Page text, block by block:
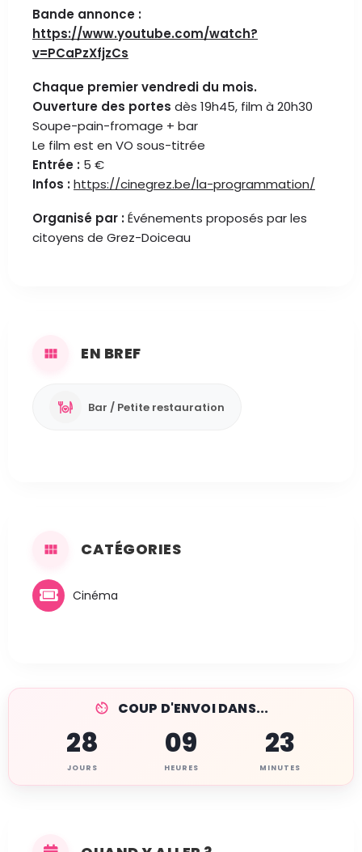
Bande annonce :
https://www.youtube.com/watch?
v=PCaPzXfjzCs
Chaque premier vendredi du mois.
Ouverture des portes dès 19h45, film à 20h30
Soupe-pain-fromage + bar
Le film est en VO sous-titrée
Entrée : 5 €
Infos :https://cinegrez.be/la-programmation/
Organisé par :Événements proposés par les
citoyens de Grez-Doiceau
EN BREF
Bar / Petite restauration
CATÉGORIES
Cinéma
COUP D'ENVOI DANS...
28
JOURS
09
HEURES
23
MINUTES